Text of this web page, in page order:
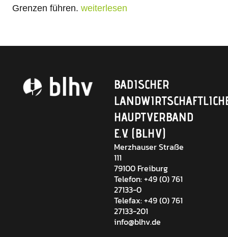
Grenzen führen. weiterlesen
BADISCHER
HAUPTVERBAND
E.V. (BLHV)
Merzhauser Straße
111
79100 Freiburg
Telefon: +49 (0) 761
27133-0
Telefax: +49 (0) 761
27133-201
info@blhv.de